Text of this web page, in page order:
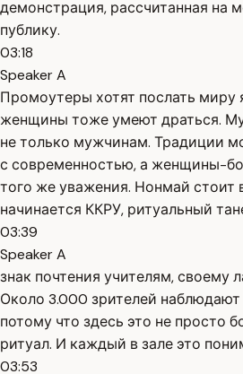
демонстрация, рассчитанная на
публику.
03:18
Speaker A
Промоутеры хотят послать миру
женщины тоже умеют драться.
не только мужчинам. Традиции
с современностью, а женщины-
того же уважения. Нонмай стоит
начинается ККРУ, ритуальный
03:39
Speaker A
знак почтения учителям, своему
Около 3.000 зрителей
потому что здесь это не просто
ритуал. И каждый в зале это
03:53